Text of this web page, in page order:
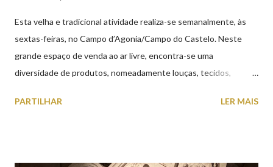
Esta velha e tradicional atividade realiza-se semanalmente, às
sextas-feiras, no Campo d’Agonia/Campo do Castelo. Neste
grande espaço de venda ao ar livre, encontra-se uma
diversidade de produtos, nomeadamente louças, tecidos,
cobres entre muitos outros. Horário de funcionamento | Verão
PARTILHAR LER MAIS